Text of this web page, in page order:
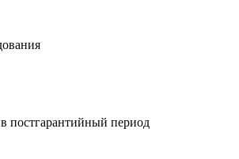
постгарантийный период